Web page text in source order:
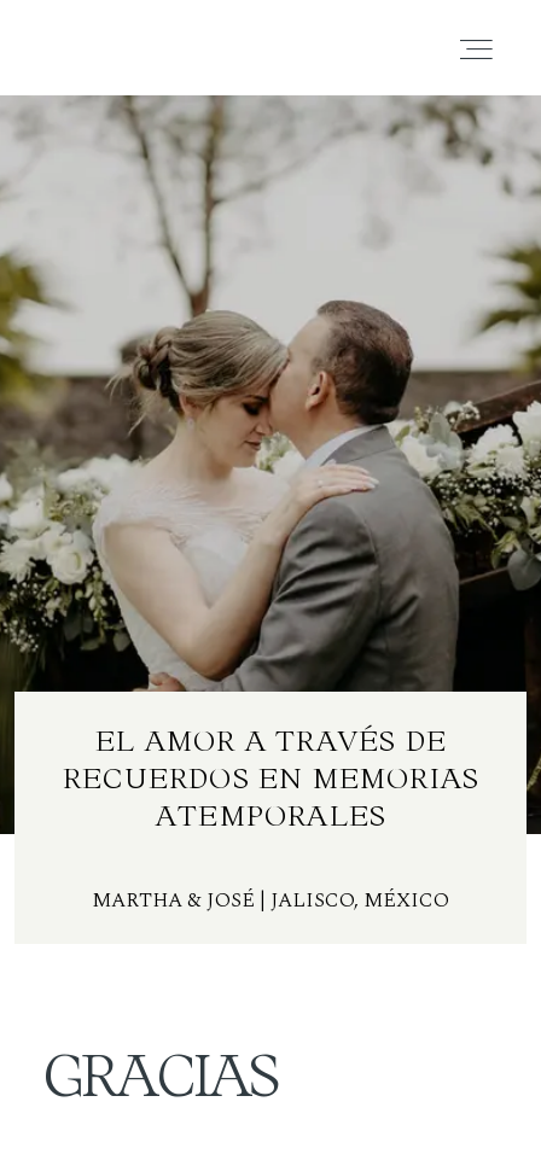
Portafolio
Cortometrajes
Acerca
Blog
Contacto
ES
EL AMOR A TRAVÉS DE
RECUERDOS EN MEMORIAS
ATEMPORALES
MARTHA & JOSÉ | JALISCO, MÉXICO
GRACIAS